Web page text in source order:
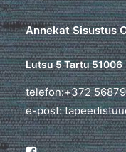
Annekat Sisustus
Lutsu 5 Tartu 51006
telefon:+372
e-post: